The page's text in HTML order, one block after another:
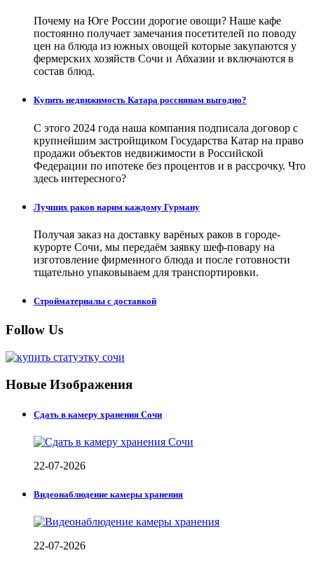
Почему на Юге России дорогие овощи? Наше кафе
постоянно получает замечания посетителей по поводу
цен на блюда из южных овощей которые закупаются у
фермерских хозяйств Сочи и Абхазии и включаются в
состав блюд.
Купить недвижимость Катара россиянам выгодно?
С этого 2024 года наша компания подписала договор с
крупнейшим застройщиком Государства Катар на право
продажи объектов недвижимости в Российской
Федерации по ипотеке без процентов и в рассрочку. Что
здесь интересного?
Лучших раков варим каждому Гурману
Получая заказ на доставку варёных раков в городе-
курорте Сочи, мы передаём заявку шеф-повару на
изготовление фирменного блюда и после готовности
тщательно упаковываем для транспортировки.
Стройматериалы с доставкой
Follow Us
Новые Изображения
Сдать в камеру хранения Сочи
22-07-2026
Видеонаблюдение камеры хранения
22-07-2026